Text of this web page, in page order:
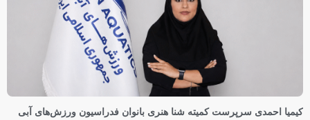
کیمیا احمدی سرپرست کمیته شنا هنری بانوان فدراسیون ورزش‌های آبی